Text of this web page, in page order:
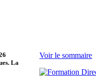
La
Voir le sommaire